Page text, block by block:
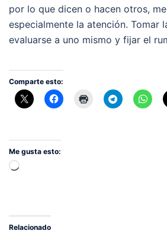
por lo que dicen o hacen otros,
especialmente la atención. Tomar
evaluarse a uno mismo y fijar el
Comparte esto:
Me gusta esto:
Cargando...
Relacionado